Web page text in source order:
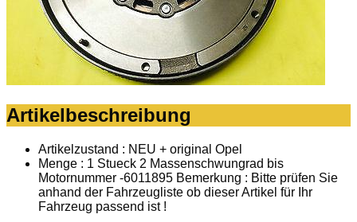
Artikelbeschreibung
Artikelzustand : NEU + original Opel
Menge : 1 Stueck 2 Massenschwungrad bis
Motornummer -6011895 Bemerkung : Bitte prüfen Sie
anhand der Fahrzeugliste ob dieser Artikel für Ihr
Fahrzeug passend ist !